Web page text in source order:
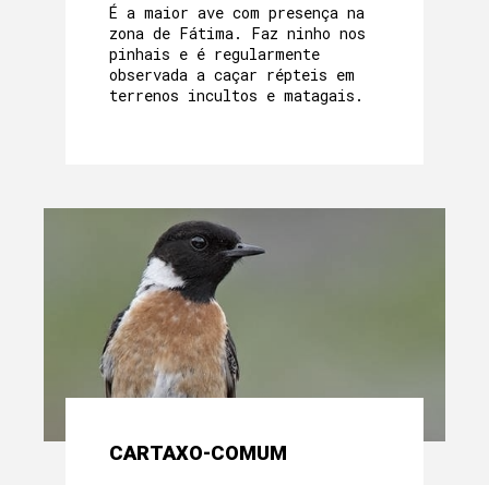
É a maior ave com presença na
zona de Fátima. Faz ninho nos
pinhais e é regularmente
observada a caçar répteis em
terrenos incultos e matagais.
CARTAXO-COMUM